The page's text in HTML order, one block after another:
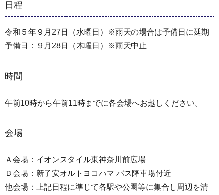
日程
令和５年９月27日（水曜日）※雨天の場合は予備日に延期
予備日：９月28日（木曜日）※雨天中止
時間
午前10時から午前11時までに各会場へお越しください。
会場
Ａ会場：イオンスタイル東神奈川前広場
Ｂ会場：新子安オルトヨコハマ バス降車場付近
他会場：上記日程に準じて各駅や公園等に集合し周辺を清